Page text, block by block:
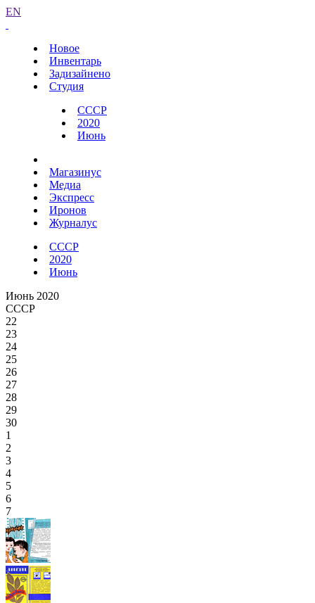
EN
Новое
Инвентарь
Задизайнено
Студия
СССР
2020
Июнь
Магазинус
Медиа
Экспресс
Иронов
Журналус
СССР
2020
Июнь
Июнь 2020
СССР
22
23
24
25
26
27
28
29
30
1
2
3
4
5
6
7